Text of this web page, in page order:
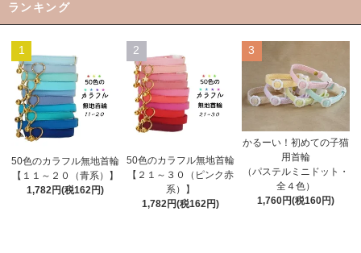
ランキング
1
50色のカラフル無地首輪
【１１～２０（青系）】
1,782円(税162円)
2
50色のカラフル無地首輪
【２１～３０（ピンク赤
系）】
1,782円(税162円)
3
かるーい！初めての子猫
用首輪
（パステルミニドット・
全４色）
1,760円(税160円)